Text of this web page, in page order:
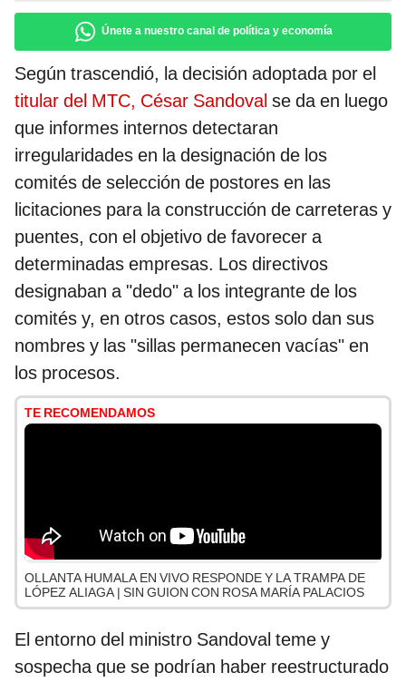
Únete a nuestro canal de política y economía
Según trascendió, la decisión adoptada por el
titular del MTC, César Sandoval se da en luego
que informes internos detectaran
irregularidades en la designación de los
comités de selección de postores en las
licitaciones para la construcción de carreteras y
puentes, con el objetivo de favorecer a
determinadas empresas. Los directivos
designaban a "dedo" a los integrante de los
comités y, en otros casos, estos solo dan sus
nombres y las "sillas permanecen vacías" en
los procesos.
TE RECOMENDAMOS
OLLANTA HUMALA EN VIVO RESPONDE Y LA TRAMPA DE
LÓPEZ ALIAGA | SIN GUION CON ROSA MARÍA PALACIOS
El entorno del ministro Sandoval teme y
sospecha que se podrían haber reestructurado